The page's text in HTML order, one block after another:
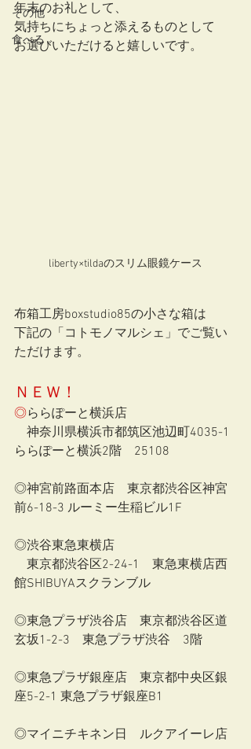
その他
食べる
年末のお礼として、
気持ちにちょっと添えるものとして
お選びいただけると嬉しいです。
liberty×tildaのスリム眼鏡ケース
布箱工房boxstudio85の小さな箱は
下記の「コトモノマルシェ」でご覧い
ただけます。
ＮＥＷ！
◎ららぽーと横浜店
神奈川県横浜市都筑区池辺町4035-1
ららぽーと横浜2階　25108
◎神宮前路面本店　東京都渋谷区神宮
前6-18-3 ルーミー生稲ビル1F
◎渋谷東急東横店
東京都渋谷区2-24-1　東急東横店西
館SHIBUYAスクランブル
◎東急プラザ渋谷店　東京都渋谷区道
玄坂1-2-3　東急プラザ渋谷　3階
◎東急プラザ銀座店　東京都中央区銀
座5-2-1 東急プラザ銀座B1
◎マイニチキネン日　ルクアイーレ店